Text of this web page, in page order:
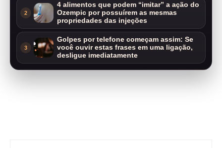
2
4 alimentos que podem “imitar” a ação do
Ozempic por possuírem as mesmas
propriedades das injeções
3
Golpes por telefone começam assim: Se
você ouvir estas frases em uma ligação,
desligue imediatamente